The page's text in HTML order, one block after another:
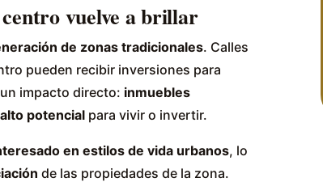
vuelve a brillar
de zonas tradicionales. Calles
pueden recibir inversiones para
impacto directo: inmuebles
potencial para vivir o invertir.
en estilos de vida urbanos, lo
de las propiedades de la zona.